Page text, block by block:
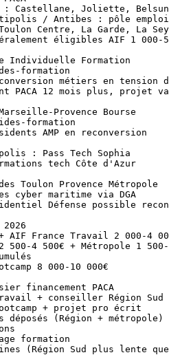
: Castellane, Joliette,
/ Antibes : pôle emploi
Centre, La Garde, La
éligibles AIF 1 000-
Individuelle Formation
formation
métiers en tension
PACA 12 mois plus, projet
Provence Bourse
formation
AMP en reconversion
: Pass Tech Sophia
tech Côte d'Azur
Toulon Provence Métropole
cyber maritime via DGA
Défense possible
AIF France Travail 2 000-4
500-4 500€ + Métropole 1 500-
8 000-10 000€
financement PACA
+ conseiller Région Sud
+ projet pro écrit
déposés (Région + métropole)
formation
(Région Sud plus lente que